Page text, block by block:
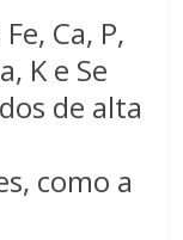
Ca, P,
K e Se
de alta
como a